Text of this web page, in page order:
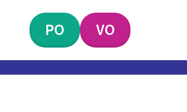
PO VO